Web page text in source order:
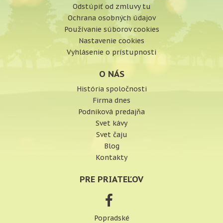
Odstúpiť od zmluvy tu
Ochrana osobných údajov
Používanie súborov cookies
Nastavenie cookies
Vyhlásenie o prístupnosti
O NÁS
História spoločnosti
Firma dnes
Podniková predajňa
Svet kávy
Svet čaju
Blog
Kontakty
PRE PRIATEĽOV
Popradské